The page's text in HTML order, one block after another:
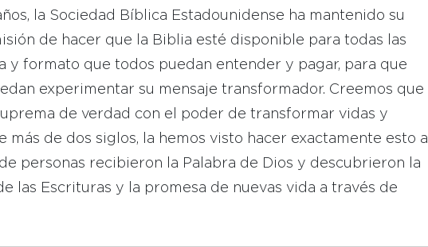
la Sociedad Bíblica Estadounidense ha mantenido su
de hacer que la Biblia esté disponible para todas las
y formato que todos puedan entender y pagar, para que
experimentar su mensaje transformador. Creemos que
de verdad con el poder de transformar vidas y
más de dos siglos, la hemos visto hacer exactamente esto a
personas recibieron la Palabra de Dios y descubrieron la
las Escrituras y la promesa de nuevas vida a través de